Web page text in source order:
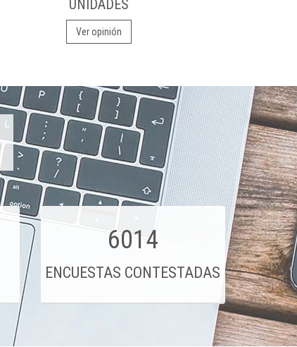
UNIDADES
Ver opinión
6014
ENCUESTAS CONTESTADAS